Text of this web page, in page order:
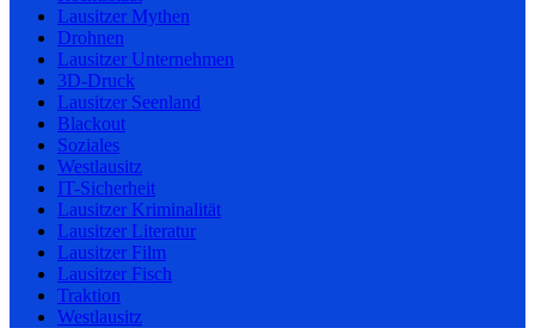
Lausitzer Mythen
Drohnen
Lausitzer Unternehmen
3D-Druck
Lausitzer Seenland
Blackout
Soziales
Westlausitz
IT-Sicherheit
Lausitzer Kriminalität
Lausitzer Literatur
Lausitzer Film
Lausitzer Fisch
Traktion
Westlausitz